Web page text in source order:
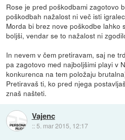
Rose je pred poškodbami zagotovo
poškodbah nažalost ni več isti
Morda bi brez nove poškodbe lahko
boljši, vendar se to nažalost ni
In nevem v čem pretiravam, saj ne
pa zagotovo med najboljšimi playi v
konkurenca na tem položaju
Pretiravaš ti, ko pred njega
znaš našteti.
Vajenc
:: 5. mar 2015, 12:17